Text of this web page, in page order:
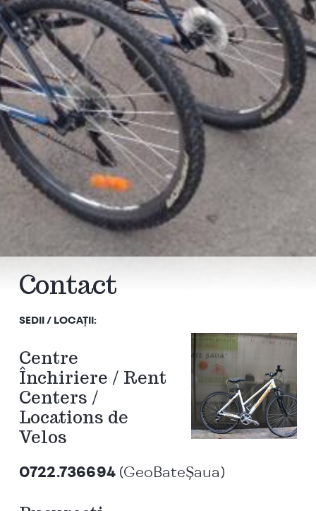
Contact
SEDII / LOCAȚII:
Centre
Închiriere / Rent
Centers /
Locations de
Velos
0722.736694 (GeoBateŞaua)